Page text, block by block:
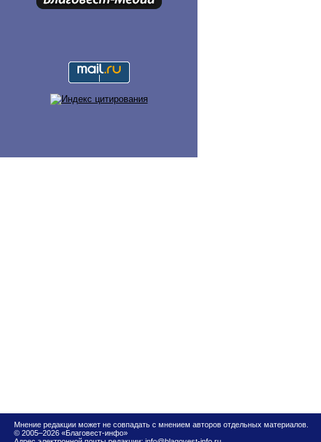
Мнение редакции может не совпадать с мнением авторов отдельных материалов.
© 2005–2026 «Благовест-инфо»